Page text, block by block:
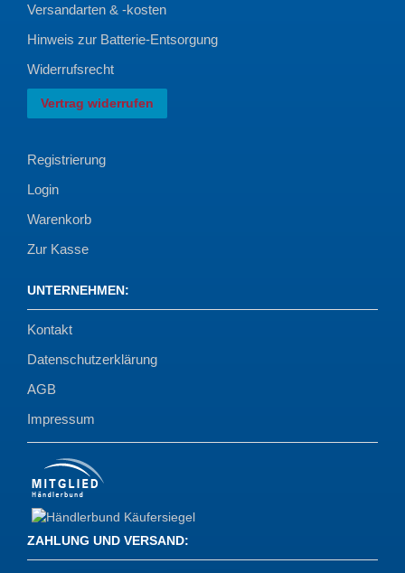
Versandarten & -kosten
Hinweis zur Batterie-Entsorgung
Widerrufsrecht
Vertrag widerrufen
Registrierung
Login
Warenkorb
Zur Kasse
UNTERNEHMEN:
Kontakt
Datenschutzerklärung
AGB
Impressum
ZAHLUNG UND VERSAND: